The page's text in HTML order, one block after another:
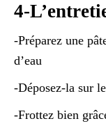
4-
-Préparez une
d’eau
-Déposez-la sur
-Frottez bien